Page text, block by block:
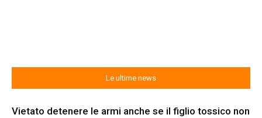
Le ultime news
Vietato detenere le armi anche se il figlio tossico non